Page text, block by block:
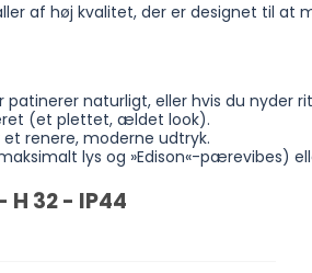
af høj kvalitet, der er designet til
patinerer naturligt, eller hvis du nyder
(et plettet, ældet look).
renere, moderne udtryk.
lys og »Edison«-pærevibes)
H 32 - IP44